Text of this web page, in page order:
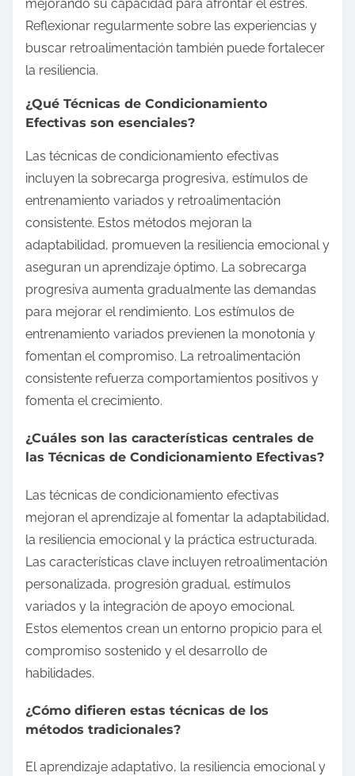
mejorando su capacidad para afrontar el estrés.
Reflexionar regularmente sobre las experiencias y
buscar retroalimentación también puede fortalecer
la resiliencia.
¿Qué Técnicas de Condicionamiento
Efectivas son esenciales?
Las técnicas de condicionamiento efectivas
incluyen la sobrecarga progresiva, estímulos de
entrenamiento variados y retroalimentación
consistente. Estos métodos mejoran la
adaptabilidad, promueven la resiliencia emocional y
aseguran un aprendizaje óptimo. La sobrecarga
progresiva aumenta gradualmente las demandas
para mejorar el rendimiento. Los estímulos de
entrenamiento variados previenen la monotonía y
fomentan el compromiso. La retroalimentación
consistente refuerza comportamientos positivos y
fomenta el crecimiento.
¿Cuáles son las características centrales de
las Técnicas de Condicionamiento Efectivas?
Las técnicas de condicionamiento efectivas
mejoran el aprendizaje al fomentar la adaptabilidad,
la resiliencia emocional y la práctica estructurada.
Las características clave incluyen retroalimentación
personalizada, progresión gradual, estímulos
variados y la integración de apoyo emocional.
Estos elementos crean un entorno propicio para el
compromiso sostenido y el desarrollo de
habilidades.
¿Cómo difieren estas técnicas de los
métodos tradicionales?
El aprendizaje adaptativo, la resiliencia emocional y